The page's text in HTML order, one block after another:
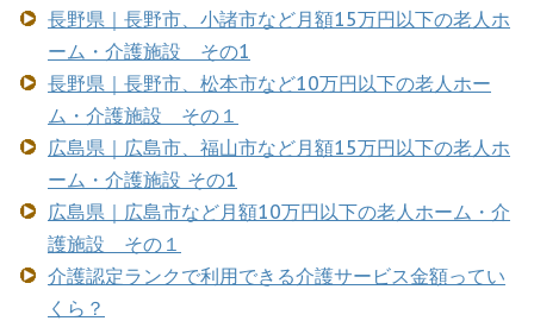
長野県｜長野市、小諸市など月額15万円以下の老人ホ
ーム・介護施設 その1
長野県｜長野市、松本市など10万円以下の老人ホー
ム・介護施設 その１
広島県｜広島市、福山市など月額15万円以下の老人ホ
ーム・介護施設 その1
広島県｜広島市など月額10万円以下の老人ホーム・介
護施設 その１
介護認定ランクで利用できる介護サービス金額ってい
くら？